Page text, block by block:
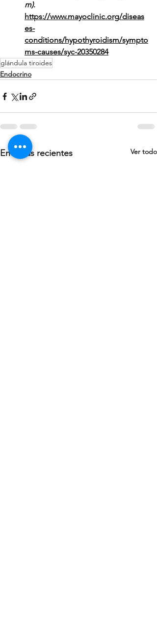
m).
https://www.mayoclinic.org/diseas
es-
conditions/hypothyroidism/sympto
ms-causes/syc-20350284
glándula tiroides
Endocrino
Entradas recientes Ver todo